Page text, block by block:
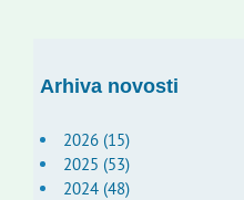
Arhiva novosti
2026 (15)
2025 (53)
2024 (48)